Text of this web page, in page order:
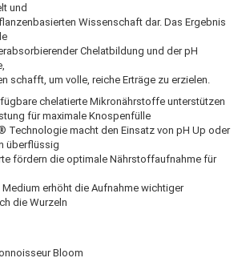
und
Wissenschaft dar. Das Ergebnis
Chelatbildung und der pH
schafft, um volle, reiche Erträge zu erzielen.
chelatierte Mikronährstoffe unterstützen
für maximale Knospenfülle
Technologie macht den Einsatz von pH Up oder
überflüssig
fördern die optimale Nährstoffaufnahme für
Medium erhöht die Aufnahme wichtiger
die Wurzeln
Bloom